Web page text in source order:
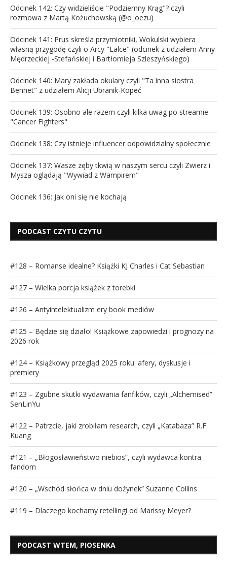
Odcinek 142: Czy widzieliście "Podziemny Krąg"? czyli
rozmowa z Martą Kożuchowską (@o_oezu)
Odcinek 141: Prus skreśla przymiotniki, Wokulski wybiera
własną przygodę czyli o Arcy "Lalce" (odcinek z udziałem Anny
Mędrzeckiej -Stefańskiej i Bartłomieja Szleszyńskiego)
Odcinek 140: Mary zakłada okulary czyli "Ta inna siostra
Bennet" z udziałem Alicji Ubranik-Kopeć
Odcinek 139: Osobno ale razem czyli kilka uwag po streamie
"Cancer Fighters"
Odcinek 138: Czy istnieje influencer odpowidzialny społecznie
Odcinek 137: Wasze zęby tkwią w naszym sercu czyli Zwierz i
Mysza oglądają "Wywiad z Wampirem"
Odcinek 136: Jak oni się nie kochają
PODCAST CZYTU CZYTU
#128 – Romanse idealne? Książki KJ Charles i Cat Sebastian
#127 – Wielka porcja książek z torebki
#126 – Antyintelektualizm ery book mediów
#125 – Będzie się działo! Książkowe zapowiedzi i prognozy na
2026 rok
#124 – Książkowy przegląd 2025 roku: afery, dyskusje i
premiery
#123 – Zgubne skutki wydawania fanfików, czyli „Alchemised”
SenLinYu
#122 – Patrzcie, jaki zrobiłam research, czyli „Katabaza” R.F.
Kuang
#121 – „Błogosławieństwo niebios”, czyli wydawca kontra
fandom
#120 – „Wschód słońca w dniu dożynek” Suzanne Collins
#119 – Dlaczego kochamy retellingi od Marissy Meyer?
PODCAST WTEM, PIOSENKA